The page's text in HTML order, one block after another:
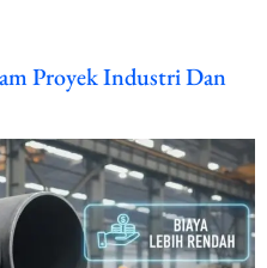
Proyek Industri Dan